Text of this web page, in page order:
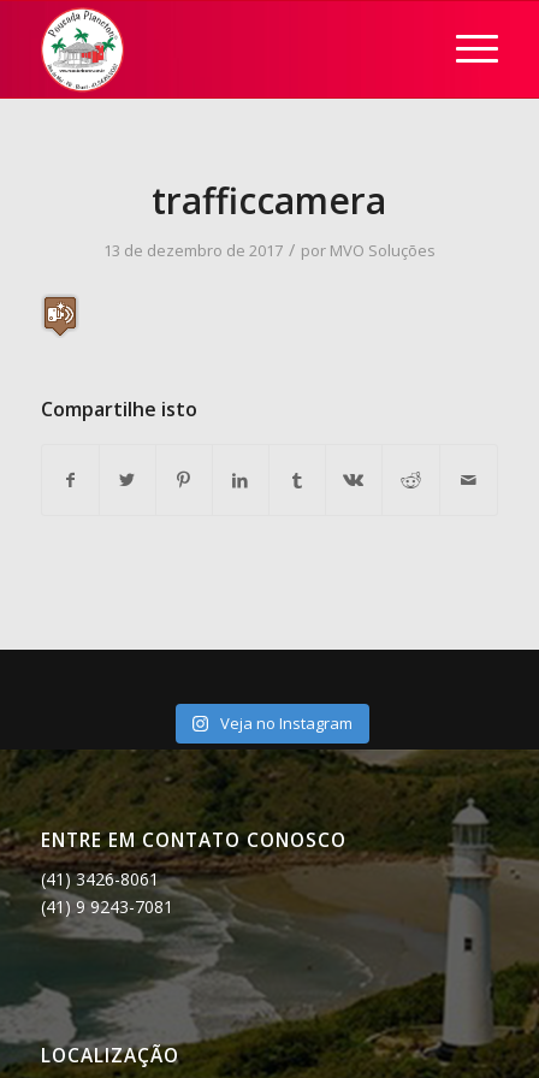
trafficcamera
13 de dezembro de 2017 / por MVO Soluções
Compartilhe isto
Veja no Instagram
ENTRE EM CONTATO CONOSCO
(41) 3426-8061
(41) 9 9243-7081
LOCALIZAÇÃO